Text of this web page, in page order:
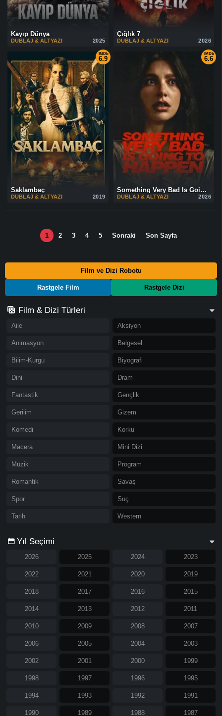
Kayıp Dünya
2025
DUBLAJ & ALTYAZI
Çığlık 7
2026
DUBLAJ & ALTYAZI
IMDb
6.9
Saklambaç
2019
DUBLAJ & ALTYAZI
IMDb
6.6
Something Very Bad Is Going to Happen
2026
DUBLAJ & ALTYAZI
1 2 3 4 5 Sonraki Son Sayfa
Film ve Dizi Robotu
Rastgele Film Rastgele Dizi
Film & Dizi Türleri
Aile Aksiyon
Animasyon Belgesel
Bilim-Kurgu Biyografi
Dini Dram
Fantastik Gençlik
Gerilim Gizem
Komedi Korku
Macera Mini Dizi
Müzik Program
Romantik Savaş
Spor Suç
Tarih Western
Yıl Seçimi
2026 2025 2024 2023
2022 2021 2020 2019
2018 2017 2016 2015
2014 2013 2012 2011
2010 2009 2008 2007
2006 2005 2004 2003
2002 2001 2000 1999
1998 1997 1996 1995
1994 1993 1992 1991
1990 1989 1988 1987